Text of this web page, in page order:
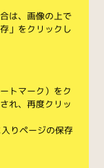
は、画像の上で
」をクリックし
トマーク）をク
れ、再度クリッ
りページの保存